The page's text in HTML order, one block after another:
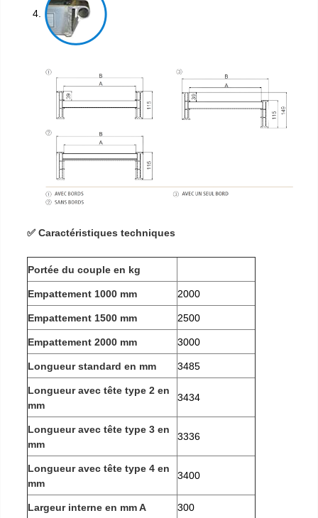
✅ Caractéristiques techniques
Portée du couple en kg
Empattement 1000 mm 2000
Empattement 1500 mm 2500
Empattement 2000 mm 3000
Longueur standard en mm 3485
Longueur avec tête type 2 en
mm
3434
Longueur avec tête type 3 en
mm
3336
Longueur avec tête type 4 en
mm
3400
Largeur interne en mm A 300